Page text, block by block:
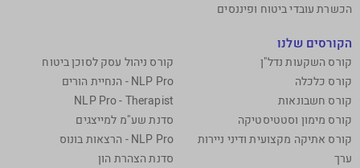
הכשרת עובדי ביטוח ופיננסים
הקורסים שלנו
קורס השקעות נדל"ן
קורס כלכלה
קורס חשבונאות
קורס מימון וסטטיסטיקה
קורס אתיקה מקצועית ודיני ניירות
ערך
קורס ניהול עסק לסוכן ביטוח
NLP Pro - הנחיית הורים
NLP Pro - Therapist
סדנת שע"מ למייצגים
NLP Pro - הרצאות בונוס
סדנת הצהרת הון